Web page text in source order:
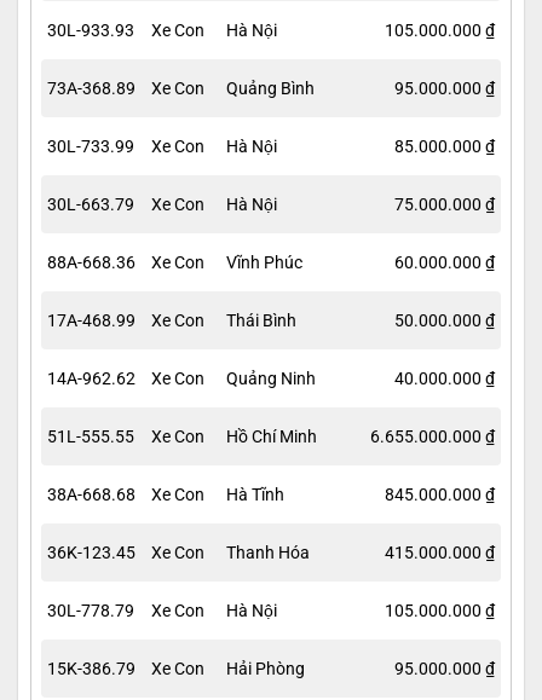
30L-933.93 Xe Con Hà Nội 105.000.000 ₫
73A-368.89 Xe Con Quảng Bình 95.000.000 ₫
30L-733.99 Xe Con Hà Nội 85.000.000 ₫
30L-663.79 Xe Con Hà Nội 75.000.000 ₫
88A-668.36 Xe Con Vĩnh Phúc 60.000.000 ₫
17A-468.99 Xe Con Thái Bình 50.000.000 ₫
14A-962.62 Xe Con Quảng Ninh 40.000.000 ₫
51L-555.55 Xe Con Hồ Chí Minh 6.655.000.000 ₫
38A-668.68 Xe Con Hà Tĩnh 845.000.000 ₫
36K-123.45 Xe Con Thanh Hóa 415.000.000 ₫
30L-778.79 Xe Con Hà Nội 105.000.000 ₫
15K-386.79 Xe Con Hải Phòng 95.000.000 ₫